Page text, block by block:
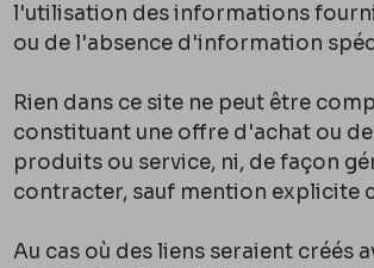
l'utilisation des informations
ou de l'absence d'information
Rien dans ce site ne peut être
constituant une offre d'achat ou
produits ou service, ni, de façon
contracter, sauf mention explicite
Au cas où des liens seraient créés